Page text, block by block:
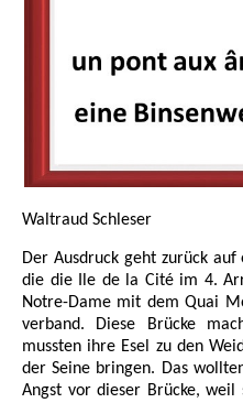
Waltraud Schleser
Der Ausdruck geht zurück
die die Ile de la Cité im 4.
Notre-Dame mit dem Quai
verband. Diese Brücke
mussten ihre Esel zu den
der Seine bringen. Das
Angst vor dieser Brücke,